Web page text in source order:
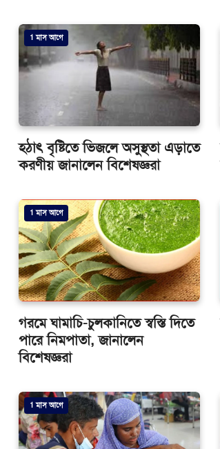
1 মাস আগে
হঠাৎ বৃষ্টিতে ভিজলে অসুস্থতা এড়াতে
করণীয় জানালেন বিশেষজ্ঞরা
1 মাস আগে
গরমে ঘামাচি-চুলকানিতে স্বস্তি দিতে
পারে নিমপাতা, জানালেন
বিশেষজ্ঞরা
1 মাস আগে